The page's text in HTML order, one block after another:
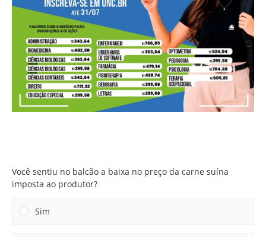
Você sentiu no balcão a baixa no preço da carne suína
imposta ao produtor?
Sim